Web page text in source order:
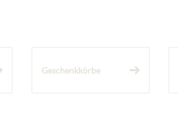
Geschenkkörbe